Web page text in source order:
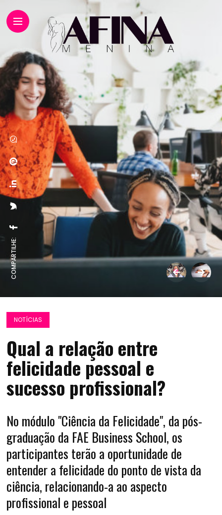
COMPARTILHE:
NOTÍCIAS
Qual a relação entre
felicidade pessoal e
sucesso profissional?
No módulo "Ciência da Felicidade", da pós-
graduação da FAE Business School, os
participantes terão a oportunidade de
entender a felicidade do ponto de vista da
ciência, relacionando-a ao aspecto
profissional e pessoal